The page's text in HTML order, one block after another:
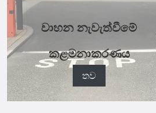
වාහන නැවැත්වීමේ
කළමනාකරණය
තව